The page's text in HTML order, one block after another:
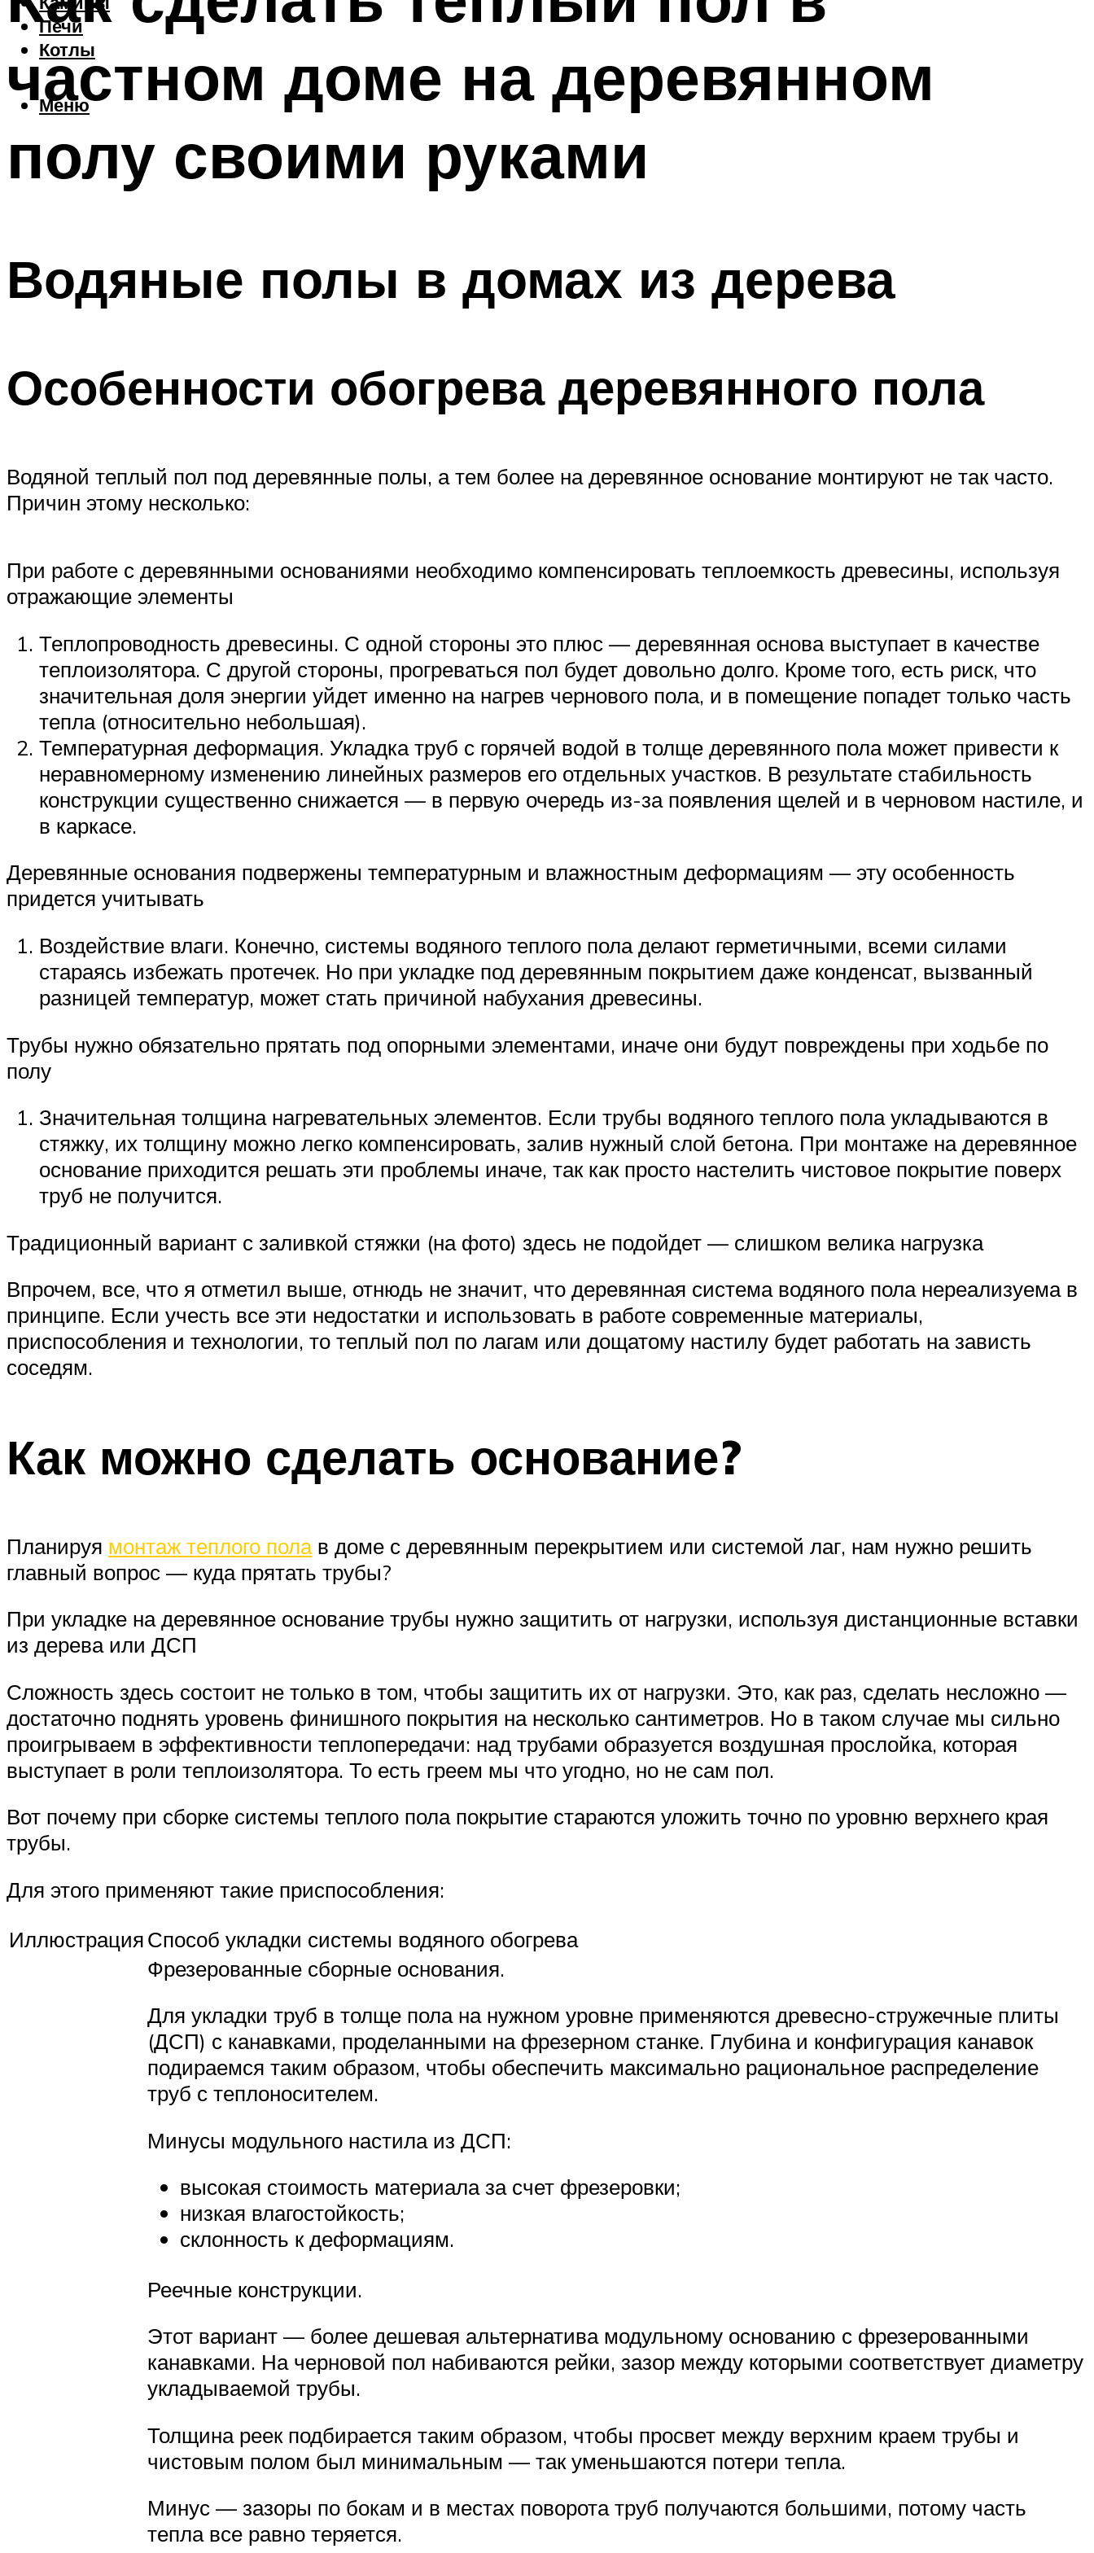
Печи
Котлы
Меню
частном доме на деревянном
полу своими руками
Водяные полы в домах из дерева
Особенности обогрева деревянного пола
Водяной теплый пол под деревянные полы, а тем более на деревянное основание монтируют не так часто.
Причин этому несколько:
При работе с деревянными основаниями необходимо компенсировать теплоемкость древесины, используя
отражающие элементы
Теплопроводность древесины. С одной стороны это плюс — деревянная основа выступает в качестве
теплоизолятора. С другой стороны, прогреваться пол будет довольно долго. Кроме того, есть риск, что
значительная доля энергии уйдет именно на нагрев чернового пола, и в помещение попадет только часть
тепла (относительно небольшая).
Температурная деформация. Укладка труб с горячей водой в толще деревянного пола может привести к
неравномерному изменению линейных размеров его отдельных участков. В результате стабильность
конструкции существенно снижается — в первую очередь из-за появления щелей и в черновом настиле, и
в каркасе.
Деревянные основания подвержены температурным и влажностным деформациям — эту особенность
придется учитывать
Воздействие влаги. Конечно, системы водяного теплого пола делают герметичными, всеми силами
стараясь избежать протечек. Но при укладке под деревянным покрытием даже конденсат, вызванный
разницей температур, может стать причиной набухания древесины.
Трубы нужно обязательно прятать под опорными элементами, иначе они будут повреждены при ходьбе по
полу
Значительная толщина нагревательных элементов. Если трубы водяного теплого пола укладываются в
стяжку, их толщину можно легко компенсировать, залив нужный слой бетона. При монтаже на деревянное
основание приходится решать эти проблемы иначе, так как просто настелить чистовое покрытие поверх
труб не получится.
Традиционный вариант с заливкой стяжки (на фото) здесь не подойдет — слишком велика нагрузка
Впрочем, все, что я отметил выше, отнюдь не значит, что деревянная система водяного пола нереализуема в
принципе. Если учесть все эти недостатки и использовать в работе современные материалы,
приспособления и технологии, то теплый пол по лагам или дощатому настилу будет работать на зависть
соседям.
Как можно сделать основание?
Планируя монтаж теплого полав доме с деревянным перекрытием или системой лаг, нам нужно решить
главный вопрос — куда прятать трубы?
При укладке на деревянное основание трубы нужно защитить от нагрузки, используя дистанционные вставки
из дерева или ДСП
Сложность здесь состоит не только в том, чтобы защитить их от нагрузки. Это, как раз, сделать несложно —
достаточно поднять уровень финишного покрытия на несколько сантиметров. Но в таком случае мы сильно
проигрываем в эффективности теплопередачи: над трубами образуется воздушная прослойка, которая
выступает в роли теплоизолятора. То есть греем мы что угодно, но не сам пол.
Вот почему при сборке системы теплого пола покрытие стараются уложить точно по уровню верхнего края
трубы.
Для этого применяют такие приспособления:
ИллюстрацияСпособ укладки системы водяного обогрева
Фрезерованные сборные основания.
Для укладки труб в толще пола на нужном уровне применяются древесно-стружечные плиты
(ДСП) с канавками, проделанными на фрезерном станке. Глубина и конфигурация канавок
подираемся таким образом, чтобы обеспечить максимально рациональное распределение
труб с теплоносителем.
Минусы модульного настила из ДСП:
высокая стоимость материала за счет фрезеровки;
низкая влагостойкость;
склонность к деформациям.
Реечные конструкции.
Этот вариант — более дешевая альтернатива модульному основанию с фрезерованными
канавками. На черновой пол набиваются рейки, зазор между которыми соответствует диаметру
укладываемой трубы.
Толщина реек подбирается таким образом, чтобы просвет между верхним краем трубы и
чистовым полом был минимальным — так уменьшаются потери тепла.
Минус — зазоры по бокам и в местах поворота труб получаются большими, потому часть
тепла все равно теряется.